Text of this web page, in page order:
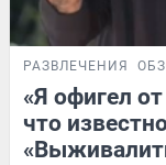
РАЗВЛЕЧЕНИЯ
«Я офигел
что